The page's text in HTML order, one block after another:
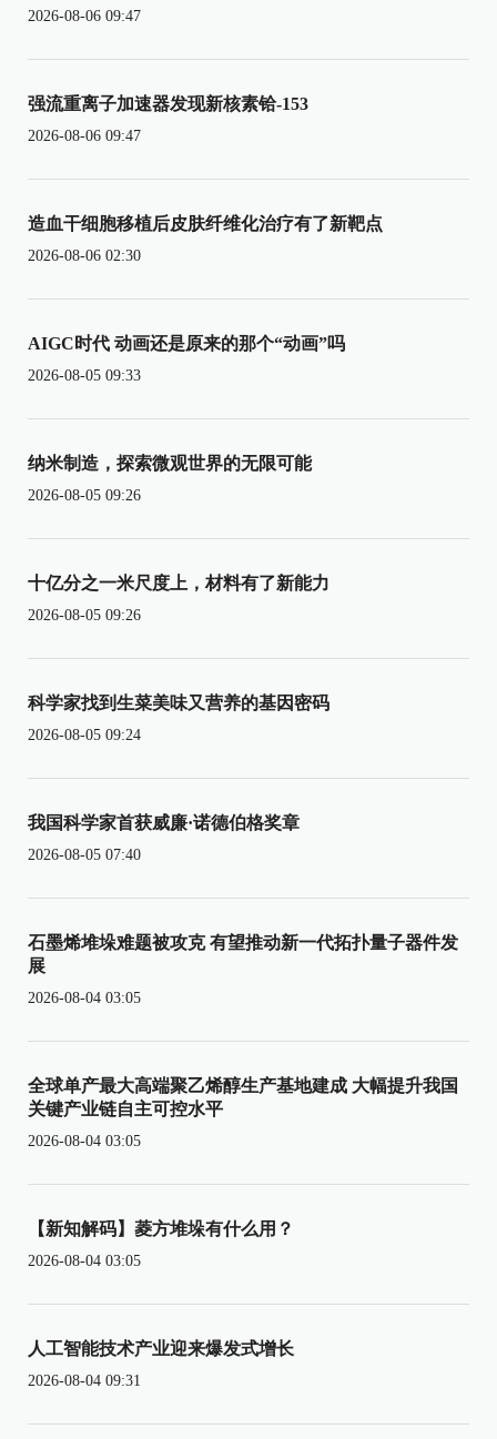
2026-08-06 09:47
强流重离子加速器发现新核素铪-153
2026-08-06 09:47
造血干细胞移植后皮肤纤维化治疗有了新靶点
2026-08-06 02:30
AIGC时代 动画还是原来的那个“动画”吗
2026-08-05 09:33
纳米制造，探索微观世界的无限可能
2026-08-05 09:26
十亿分之一米尺度上，材料有了新能力
2026-08-05 09:26
科学家找到生菜美味又营养的基因密码
2026-08-05 09:24
我国科学家首获威廉·诺德伯格奖章
2026-08-05 07:40
石墨烯堆垛难题被攻克 有望推动新一代拓扑量子器件发
展
2026-08-04 03:05
全球单产最大高端聚乙烯醇生产基地建成 大幅提升我国
关键产业链自主可控水平
2026-08-04 03:05
【新知解码】菱方堆垛有什么用？
2026-08-04 03:05
人工智能技术产业迎来爆发式增长
2026-08-04 09:31